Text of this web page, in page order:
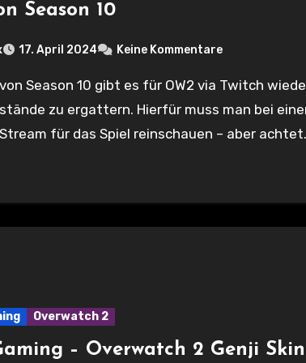
Season 10
17. April 2024 Keine Kommentare
zu ergattern. Hierfür muss man bei
für das Spiel reinschauen – aber
Overwatch 2
– Overwatch 2 Genji Skin